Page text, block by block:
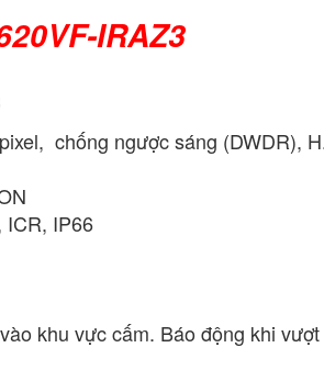
IRAZ3
chống ngược sáng (DWDR),
ICR, IP66
khu vực cấm. Báo động khi